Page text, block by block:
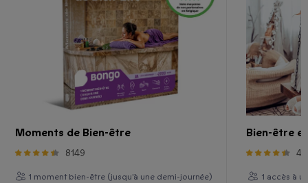
Moments de Bien-être
8149
1 moment bien-être (jusqu'à une demi-journée)
Bien-être
1 accès à